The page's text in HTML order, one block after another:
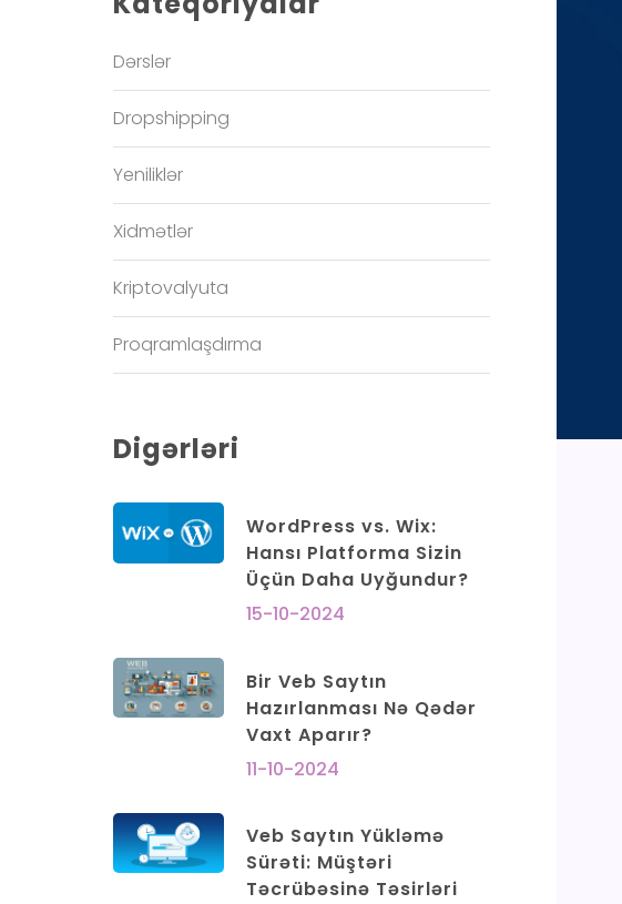
Dərslər
Dropshipping
Yeniliklər
Xidmətlər
Kriptovalyuta
Proqramlaşdırma
Digərləri
WordPress vs. Wix:
Hansı Platforma Sizin
Üçün Daha Uyğundur?
15-10-2024
Bir Veb Saytın
Hazırlanması Nə Qədər
Vaxt Aparır?
11-10-2024
Veb Saytın Yükləmə
Sürəti: Müştəri
Təcrübəsinə Təsirləri